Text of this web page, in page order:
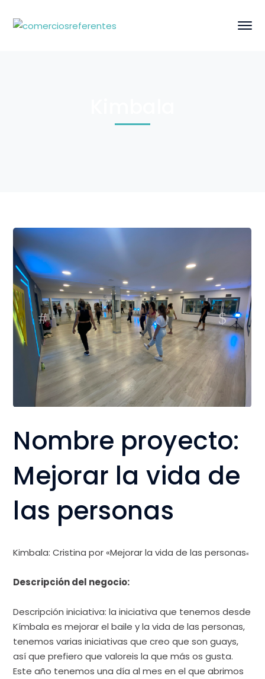
Nombre proyecto:
Mejorar la vida de
las personas
Kimbala: Cristina por «Mejorar la vida de las personas«
Descripción del negocio:
Descripción iniciativa: la iniciativa que tenemos desde
Kímbala es mejorar el baile y la vida de las personas,
tenemos varias iniciativas que creo que son guays,
así que prefiero que valoreis la que más os gusta.
Este año tenemos una día al mes en el que abrimos